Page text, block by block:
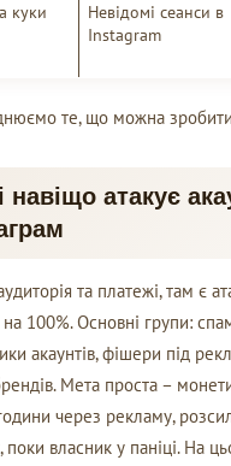
куки
Невідомі сеанси в
Instagram
те, що можна
навіщо атакує
та платежі, там є
100%. Основні групи:
акаунтів, фішери під
Мета проста –
через рекламу,
поки власник у паніці. На